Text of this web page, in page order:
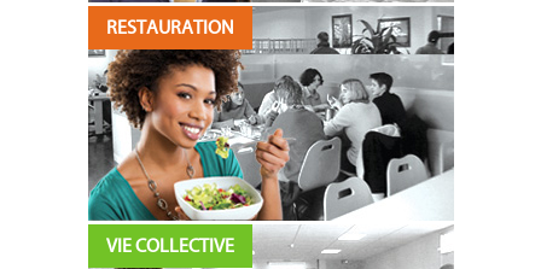
RESTAURATION
VIE COLLECTIVE